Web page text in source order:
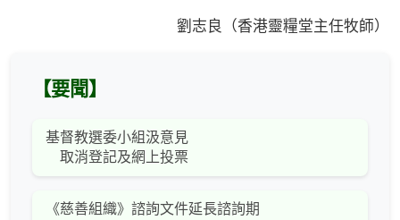
劉志良（香港靈糧堂主任牧師）
【要聞】
基督教選委小組汲意見
取消登記及網上投票
《慈善組織》諮詢文件延長諮詢期